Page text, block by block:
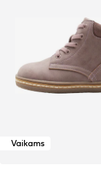
Vaikams